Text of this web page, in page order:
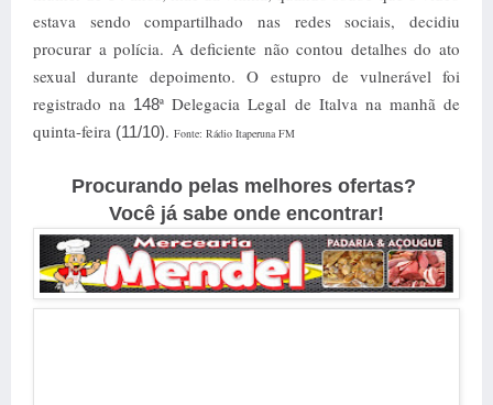
estava sendo compartilhado nas redes sociais, decidiu
procurar a polícia. A deficiente não contou detalhes do ato
sexual durante depoimento. O estupro de vulnerável foi
registrado na 148ª Delegacia Legal de Italva na manhã de
quinta-feira (11/10). Fonte: Rádio Itaperuna FM
Procurando pelas melhores ofertas?
Você já sabe onde encontrar!